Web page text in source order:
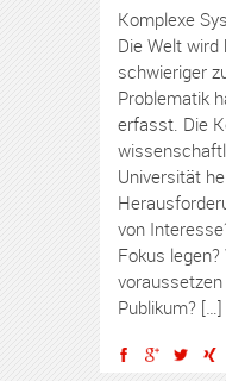
Komplexe
Die Welt
schwieriger
Problematik
erfasst. Die
Universität
von
Fokus
Publikum? […]